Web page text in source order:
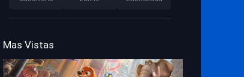
Mas Vistas